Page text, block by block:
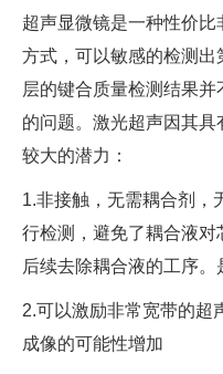
超声显微镜是一种性价比
方式，可以敏感的检测出
层的键合质量检测结果
的问题。激光超声因其
较大的潜力：
1.非接触，无需耦合剂，
行检测，避免了耦合液对
后续去除耦合液的工序。
2.可以激励非常宽带的超
成像的可能性增加